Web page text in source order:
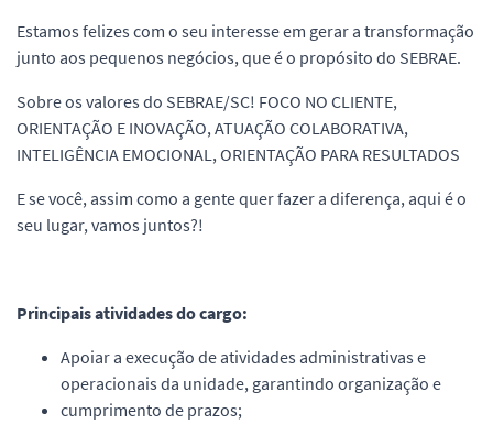
Estamos felizes com o seu interesse em gerar a transformação
junto aos pequenos negócios, que é o propósito do SEBRAE.
Sobre os valores do SEBRAE/SC! FOCO NO CLIENTE,
ORIENTAÇÃO E INOVAÇÃO, ATUAÇÃO COLABORATIVA,
INTELIGÊNCIA EMOCIONAL, ORIENTAÇÃO PARA RESULTADOS
E se você, assim como a gente quer fazer a diferença, aqui é o
seu lugar, vamos juntos?!
Principais atividades do cargo:
Apoiar a execução de atividades administrativas e
operacionais da unidade, garantindo organização e
cumprimento de prazos;